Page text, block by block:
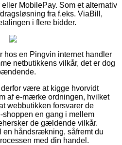
MobilePay. Som et alternativ
fra f.eks. ViaBill,
i flere bidder.
hos en Pingvin internet handler
netbutikkens vilkår, det er dog
være at kigge hvorvidt
af e-mærke ordningen, hvilket
webbutikken forsvarer de
shoppen en gang i mellem
de gældende vilkår.
en håndsrækning, såfremt du
med din handel.